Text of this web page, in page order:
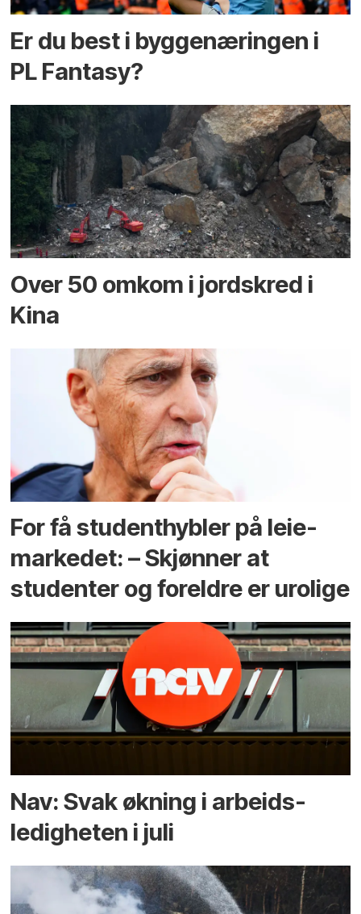
Er du best i bygge­næringen i
PL Fantasy?
Over 50 omkom i jord­skred i
Kina
For få student­hybler på leie­
markedet: – Skjønner at
studenter og foreldre er urolige
Nav: Svak økning i arbeids­
ledigheten i juli